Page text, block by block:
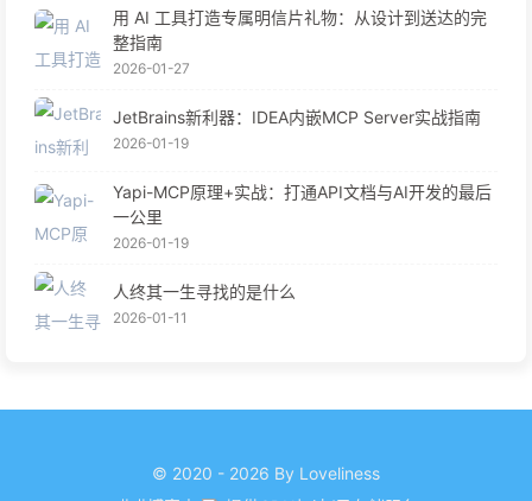
用 AI 工具打造专属明信片礼物：从设计到送达的完
整指南
2026-01-27
JetBrains新利器：IDEA内嵌MCP Server实战指南
2026-01-19
Yapi-MCP原理+实战：打通API文档与AI开发的最后
一公里
2026-01-19
人终其一生寻找的是什么
2026-01-11
© 2020 - 2026 By Loveliness